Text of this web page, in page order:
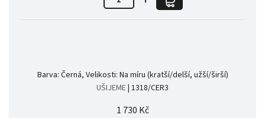
Barva: Černá, Velikosti: Na míru (kratší/delší, užší/širší)
UŠIJEME| 1318/CER3
1 730 Kč